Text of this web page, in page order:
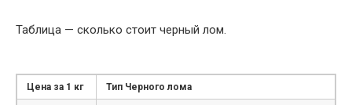
Таблица — сколько стоит черный лом.
Цена за 1 кг Тип Черного лома